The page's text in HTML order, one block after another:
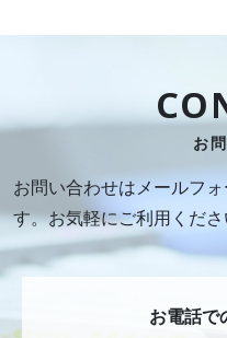
お
お問い合わせはメールフ
す。お気軽にご利用くださ
お電話で